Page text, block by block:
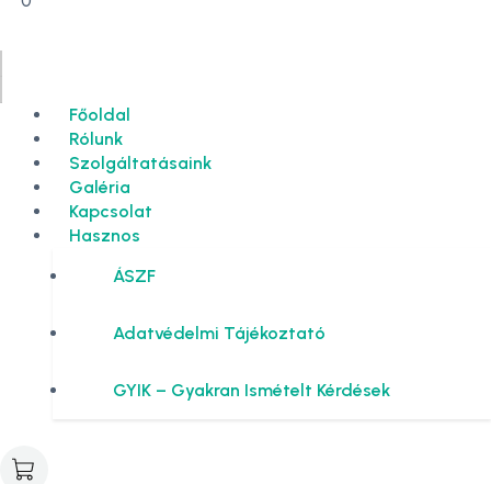
Főoldal
Rólunk
Szolgáltatásaink
Galéria
Kapcsolat
Hasznos
ÁSZF
Adatvédelmi Tájékoztató
GYIK – Gyakran Ismételt Kérdések